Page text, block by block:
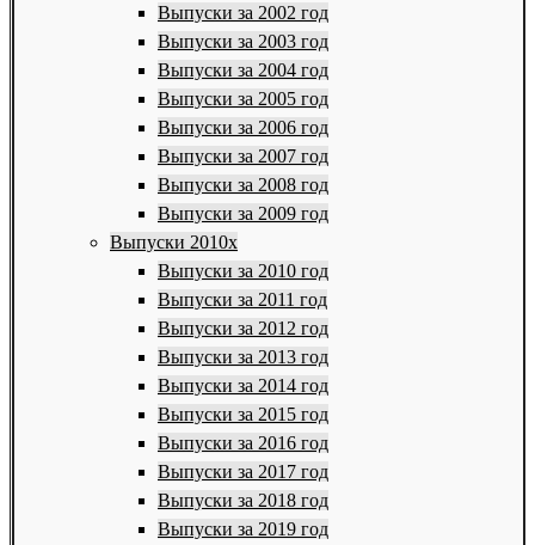
Выпуски за 2002 год
Выпуски за 2003 год
Выпуски за 2004 год
Выпуски за 2005 год
Выпуски за 2006 год
Выпуски за 2007 год
Выпуски за 2008 год
Выпуски за 2009 год
Выпуски 2010х
Выпуски за 2010 год
Выпуски за 2011 год
Выпуски за 2012 год
Выпуски за 2013 год
Выпуски за 2014 год
Выпуски за 2015 год
Выпуски за 2016 год
Выпуски за 2017 год
Выпуски за 2018 год
Выпуски за 2019 год